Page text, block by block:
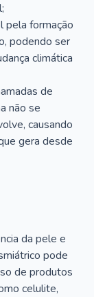
pela formação
podendo ser
climática
de
não se
causando
gera desde
da pele e
pode
de produtos
celulite,